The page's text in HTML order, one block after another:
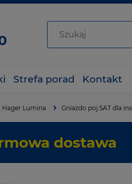
Strefa porad Kontakt
Hager Lumina Gniazdo poj.SAT dla
dostawa